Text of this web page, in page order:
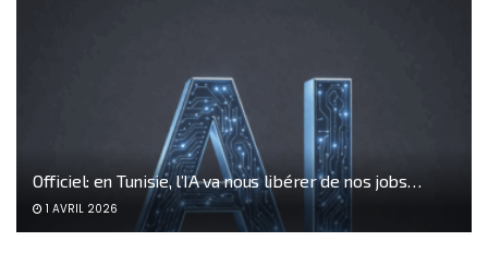
Officiel: en Tunisie, l’IA va nous libérer de nos jobs…
1 AVRIL 2026